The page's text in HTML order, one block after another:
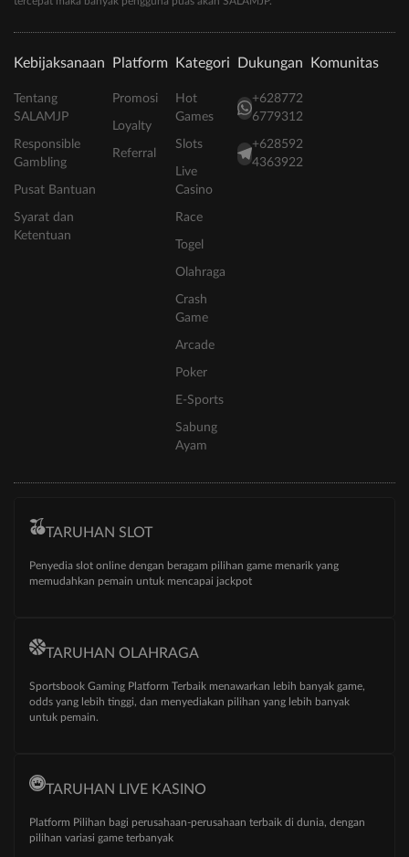
Kebijaksanaan
Tentang
SALAMJP
Responsible
Gambling
Pusat Bantuan
Syarat dan
Ketentuan
Platform
Promosi
Loyalty
Referral
Kategori
Hot
Games
Slots
Live
Casino
Race
Togel
Olahraga
Crash
Game
Arcade
Poker
E-Sports
Sabung
Ayam
Dukungan
+628772
6779312
+628592
4363922
Komunitas
TARUHAN SLOT
Penyedia slot online dengan beragam pilihan game menarik yang
memudahkan pemain untuk mencapai jackpot
TARUHAN OLAHRAGA
Sportsbook Gaming Platform Terbaik menawarkan lebih banyak game,
odds yang lebih tinggi, dan menyediakan pilihan yang lebih banyak
untuk pemain.
TARUHAN LIVE KASINO
Platform Pilihan bagi perusahaan-perusahaan terbaik di dunia, dengan
pilihan variasi game terbanyak